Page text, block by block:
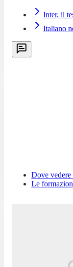
Inter, il
Italiano
Dove
Le